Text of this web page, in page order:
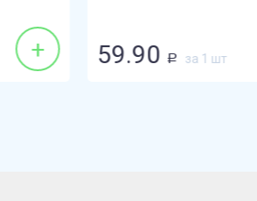
+ 59.90 Р за 1 шт